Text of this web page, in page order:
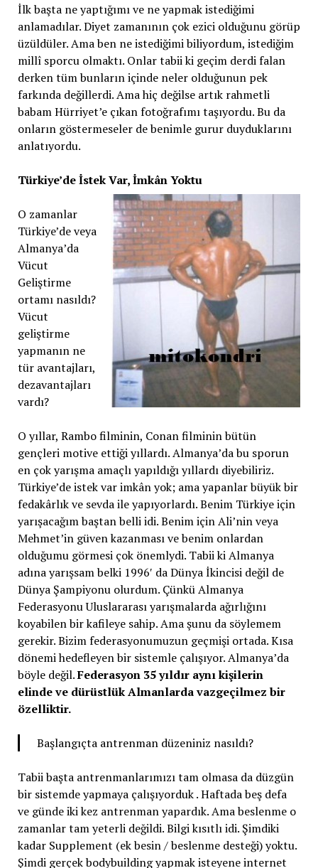
İlk başta ne yaptığımı ve ne yapmak istediğimi
anlamadılar. Diyet zamanının çok ezici olduğunu görüp
üzüldüler. Ama ben ne istediğimi biliyordum, istediğim
millî sporcu olmaktı. Onlar tabii ki geçim derdi falan
derken tüm bunların içinde neler olduğunun pek
farkında değillerdi. Ama hiç değilse artık rahmetli
babam Hürriyet’e çıkan fotoğrafımı taşıyordu. Bu da
onların göstermeseler de benimle gurur duyduklarını
anlatıyordu.
Türkiye’de İstek Var, İmkân Yoktu
O zamanlar
Türkiye’de veya
Almanya’da
Vücut
Geliştirme
ortamı nasıldı?
Vücut
geliştirme
yapmanın ne
tür avantajları,
dezavantajları
vardı?
O yıllar, Rambo filminin, Conan filminin bütün
gençleri motive ettiği yıllardı. Almanya’da bu sporun
en çok yarışma amaçlı yapıldığı yıllardı diyebiliriz.
Türkiye’de istek var imkân yok; ama yapanlar büyük bir
fedakârlık ve sevda ile yapıyorlardı. Benim Türkiye için
yarışacağım baştan belli idi. Benim için Ali’nin veya
Mehmet’in güven kazanması ve benim onlardan
olduğumu görmesi çok önemlydi. Tabii ki Almanya
adına yarışsam belki 1996′ da Dünya İkincisi değil de
Dünya Şampiyonu olurdum. Çünkü Almanya
Federasyonu Uluslararası yarışmalarda ağırlığını
koyabilen bir kafileye sahip. Ama şunu da söylemem
gerekir. Bizim federasyonumuzun geçmişi ortada. Kısa
dönemi hedefleyen bir sistemle çalışıyor. Almanya’da
böyle değil.Federasyon 35 yıldır aynı kişilerin
elinde ve dürüstlük Almanlarda vazgeçilmez bir
özelliktir.
Başlangıçta antrenman düzeniniz nasıldı?
Tabii başta antrenmanlarımızı tam olmasa da düzgün
bir sistemde yapmaya çalışıyorduk . Haftada beş defa
ve günde iki kez antrenman yapardık. Ama beslenme o
zamanlar tam yeterli değildi. Bilgi kısıtlı idi. Şimdiki
kadar Supplement (ek besin / beslenme desteği) yoktu.
Şimdi gerçek bodybuilding yapmak isteyene internet